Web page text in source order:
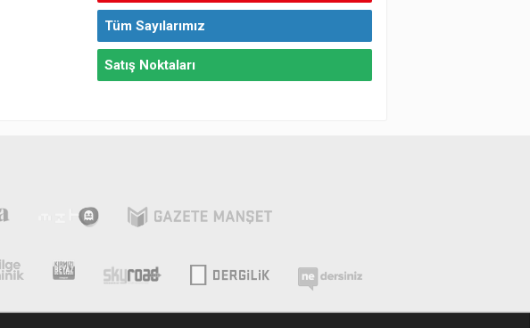
Tüm Sayılarımız
Satış Noktaları